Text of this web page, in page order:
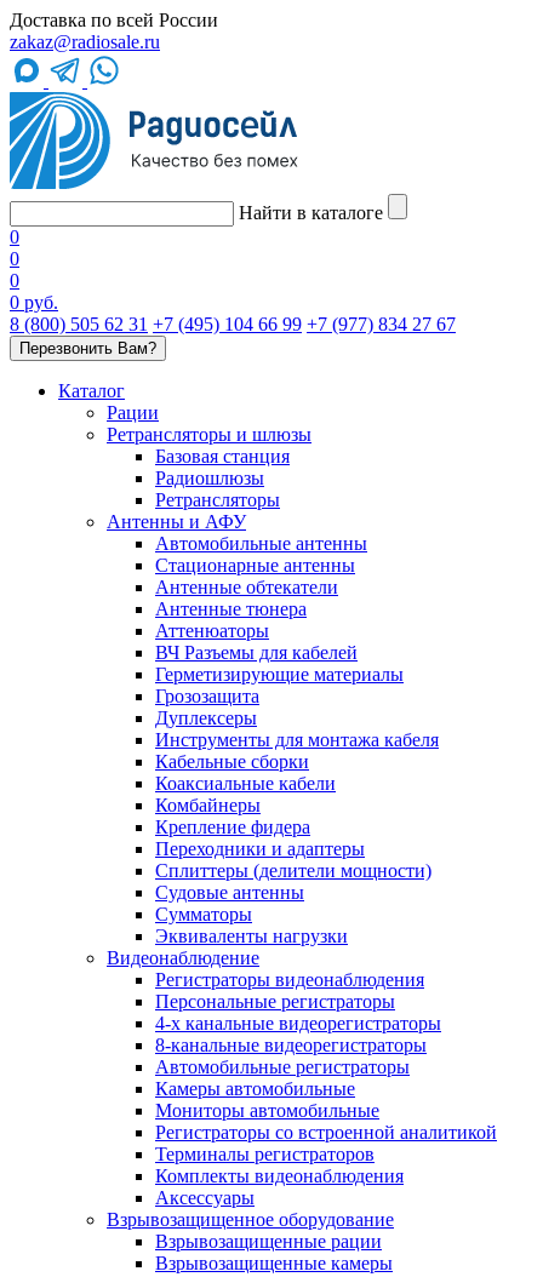
Доставка по всей России
zakaz@radiosale.ru
Найти в каталоге
0
0
0
0 руб.
8 (800) 505 62 31 +7 (495) 104 66 99 +7 (977) 834 27 67
Перезвонить Вам?
Каталог
Рации
Ретрансляторы и шлюзы
Базовая станция
Радиошлюзы
Ретрансляторы
Антенны и АФУ
Автомобильные антенны
Стационарные антенны
Антенные обтекатели
Антенные тюнера
Аттенюаторы
ВЧ Разъемы для кабелей
Герметизирующие материалы
Грозозащита
Дуплексеры
Инструменты для монтажа кабеля
Кабельные сборки
Коаксиальные кабели
Комбайнеры
Крепление фидера
Переходники и адаптеры
Сплиттеры (делители мощности)
Судовые антенны
Сумматоры
Эквиваленты нагрузки
Видеонаблюдение
Регистраторы видеонаблюдения
Персональные регистраторы
4-х канальные видеорегистраторы
8-канальные видеорегистраторы
Автомобильные регистраторы
Камеры автомобильные
Мониторы автомобильные
Регистраторы со встроенной аналитикой
Терминалы регистраторов
Комплекты видеонаблюдения
Аксессуары
Взрывозащищенное оборудование
Взрывозащищенные рации
Взрывозащищенные камеры